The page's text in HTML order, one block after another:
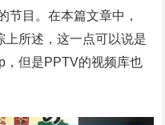
节目。在本篇文章中，
所述，这一点可以说是
，但是PPTV的视频库也